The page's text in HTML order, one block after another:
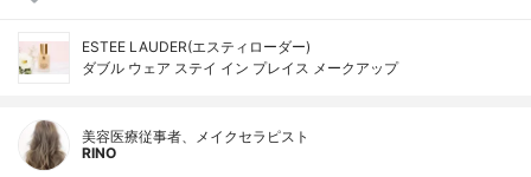
ESTEE LAUDER(エスティローダー)
ダブル ウェア ステイ イン プレイス メークアップ
美容医療従事者、メイクセラピスト
RINO